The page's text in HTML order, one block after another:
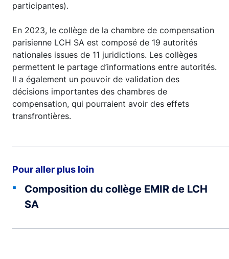
participantes).
En 2023, le collège de la chambre de compensation
parisienne LCH SA est composé de 19 autorités
nationales issues de 11 juridictions. Les collèges
permettent le partage d’informations entre autorités.
Il a également un pouvoir de validation des
décisions importantes des chambres de
compensation, qui pourraient avoir des effets
transfrontières.
Pour aller plus loin
Composition du collège EMIR de LCH
SA